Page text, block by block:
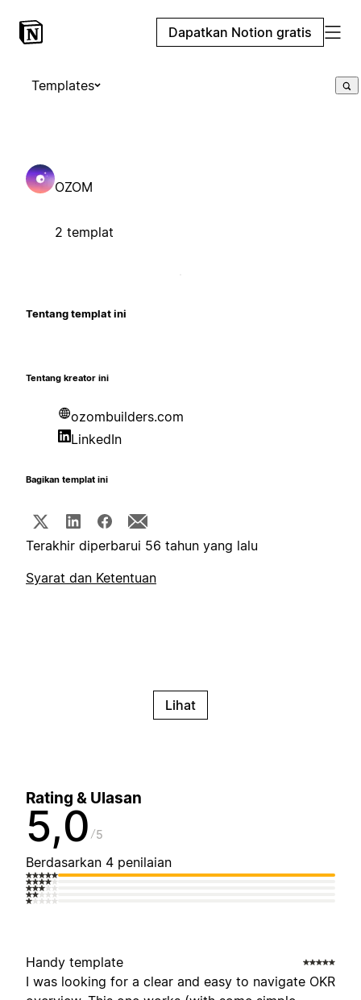
Dapatkan Notion gratis
Templates
OZOM
2 templat
Tentang templat ini
Tentang kreator ini
ozombuilders.com
LinkedIn
Bagikan templat ini
Terakhir diperbarui 56 tahun yang lalu
Syarat dan Ketentuan
Lihat
Rating & Ulasan
5,0 5
Berdasarkan 4 penilaian
Handy template
I was looking for a clear and easy to navigate OKR